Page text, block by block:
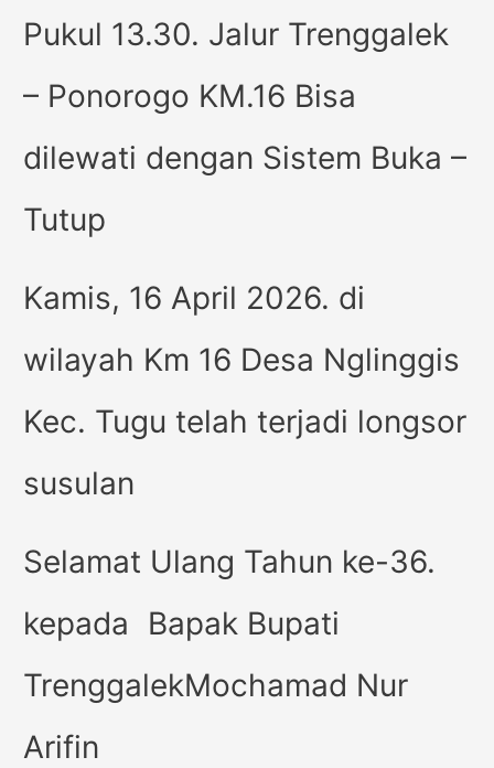
Pukul 13.30. Jalur Trenggalek
– Ponorogo KM.16 Bisa
dilewati dengan Sistem Buka –
Tutup
Kamis, 16 April 2026. di
wilayah Km 16 Desa Nglinggis
Kec. Tugu telah terjadi longsor
susulan
Selamat Ulang Tahun ke-36.
kepada Bapak Bupati
TrenggalekMochamad Nur
Arifin